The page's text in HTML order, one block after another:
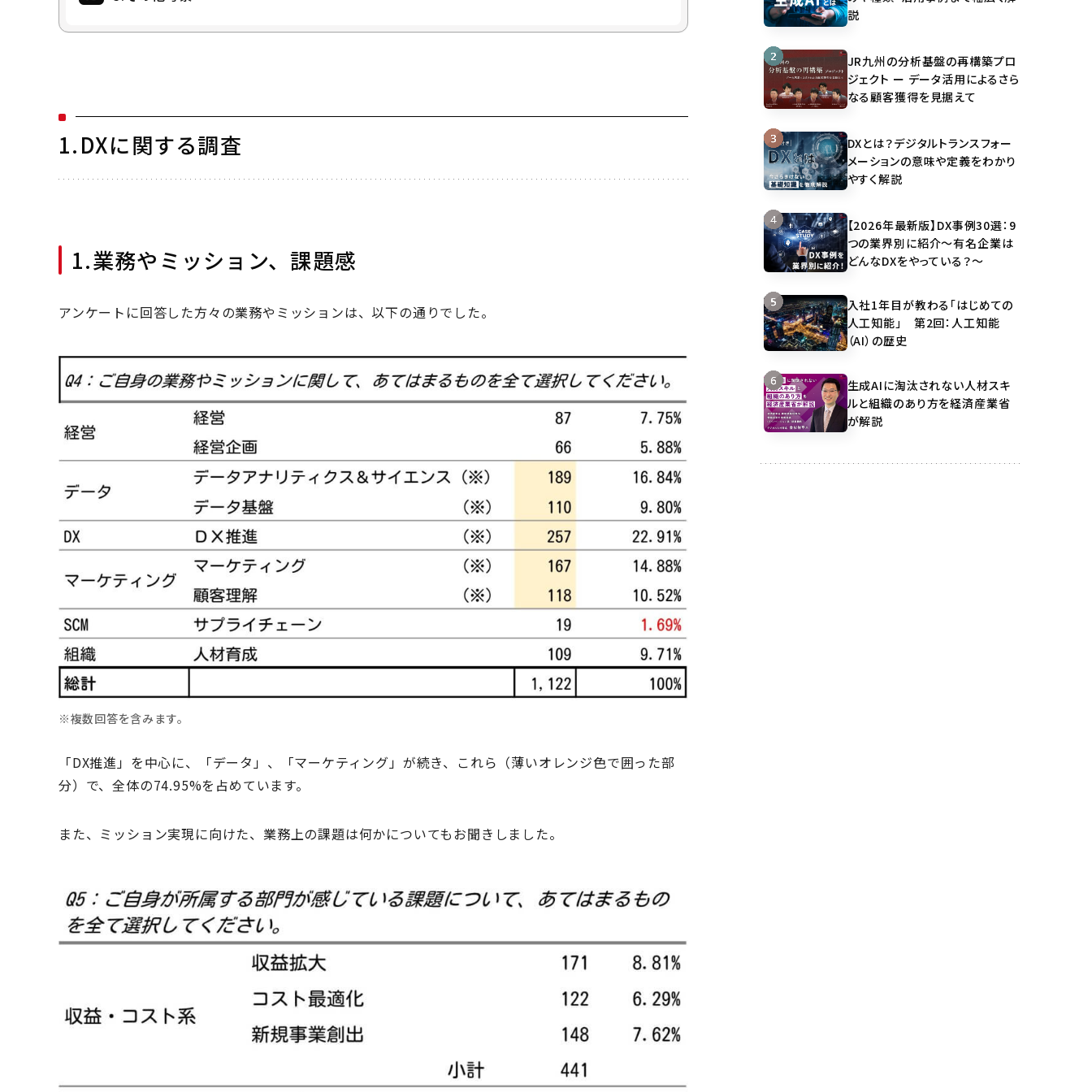
1.DXに関する調査
1.業務やミッション、課題感
アンケートに回答した方々の業務やミッションは、以下の通りでした。
※複数回答を含みます。
「DX推進」を中心に、「データ」、「マーケティング」が続き、これら（薄いオレンジ色で囲った部
分）で、全体の74.95%を占めています。
また、ミッション実現に向けた、業務上の課題は何かについてもお聞きしました。
説
JR九州の分析基盤の再構築プロ
ジェクト ー データ活用によるさら
なる顧客獲得を見据えて
DXとは？デジタルトランスフォー
メーションの意味や定義をわかり
やすく解説
【2026年最新版】DX事例30選：9
つの業界別に紹介～有名企業は
どんなDXをやっている？～
入社1年目が教わる「はじめての
人工知能」 第2回：人工知能
（AI）の歴史
生成AIに淘汰されない人材スキ
ルと組織のあり方を経済産業省
が解説